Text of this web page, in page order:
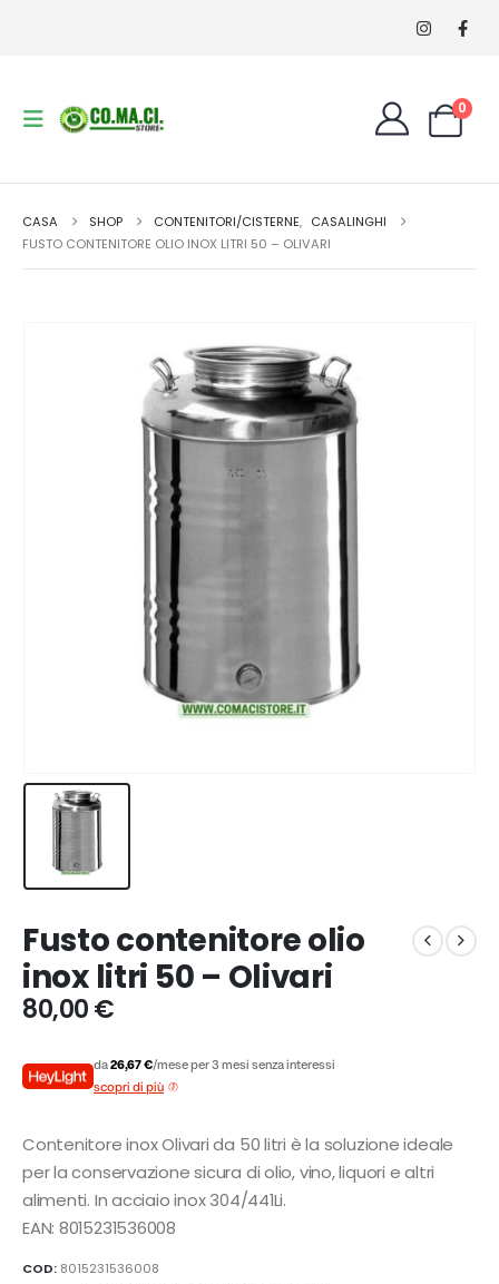
0
CASA SHOP CONTENITORI/CISTERNE, CASALINGHI
FUSTO CONTENITORE OLIO INOX LITRI 50 – OLIVARI
Fusto contenitore olio
inox litri 50 – Olivari
80,00€
da26,67 €/mese per 3 mesi senza interessi
scopri di più
Contenitore inox Olivari da 50 litri è la soluzione ideale
per la conservazione sicura di olio, vino, liquori e altri
alimenti. In acciaio inox 304/441Li.
EAN: 8015231536008
COD: 8015231536008